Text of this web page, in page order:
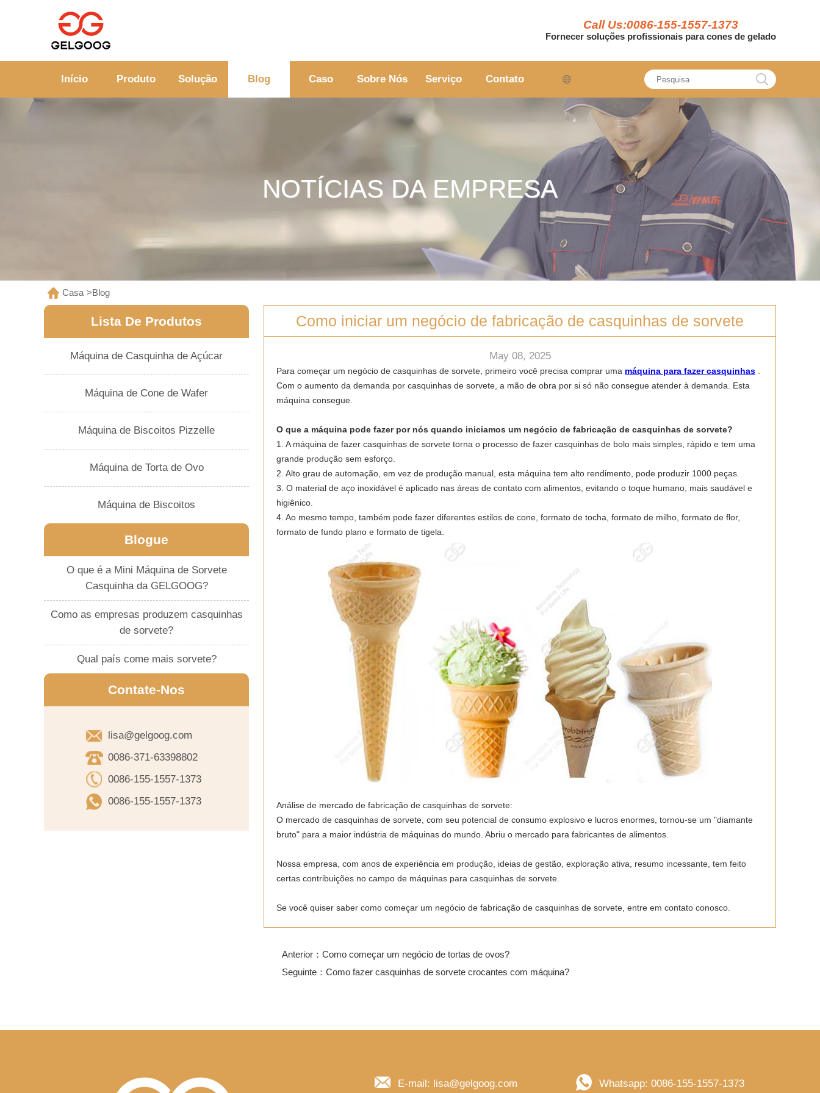
Call Us:0086-155-1557-1373
Fornecer soluções profissionais para cones de gelado
Início Produto Solução Blog Caso Sobre Nós Serviço Contato
NOTÍCIAS DA EMPRESA
Casa >Blog
Lista De Produtos
Máquina de Casquinha de Açúcar
Máquina de Cone de Wafer
Máquina de Biscoitos Pizzelle
Máquina de Torta de Ovo
Máquina de Biscoitos
Blogue
O que é a Mini Máquina de Sorvete
Casquinha da GELGOOG?
Como as empresas produzem casquinhas
de sorvete?
Qual país come mais sorvete?
Contate-Nos
lisa@gelgoog.com
0086-371-63398802
0086-155-1557-1373
0086-155-1557-1373
Como iniciar um negócio de fabricação de casquinhas de sorvete
May 08, 2025
Para começar um negócio de casquinhas de sorvete, primeiro você precisa comprar uma máquina para fazer casquinhas
Com o aumento da demanda por casquinhas de sorvete, a mão de obra por si só não consegue atender à demanda. Esta
máquina consegue.
O que a máquina pode fazer por nós quando iniciamos um negócio de fabricação de casquinhas de sorvete?
1. A máquina de fazer casquinhas de sorvete torna o processo de fazer casquinhas de bolo mais simples, rápido e tem uma
grande produção sem esforço.
2. Alto grau de automação, em vez de produção manual, esta máquina tem alto rendimento, pode produzir 1000 peças.
3. O material de aço inoxidável é aplicado nas áreas de contato com alimentos, evitando o toque humano, mais saudável e
higiênico.
4. Ao mesmo tempo, também pode fazer diferentes estilos de cone, formato de tocha, formato de milho, formato de flor,
formato de fundo plano e formato de tigela.
Análise de mercado de fabricação de casquinhas de sorvete:
O mercado de casquinhas de sorvete, com seu potencial de consumo explosivo e lucros enormes, tornou-se um "diamante
bruto" para a maior indústria de máquinas do mundo. Abriu o mercado para fabricantes de alimentos.
Nossa empresa, com anos de experiência em produção, ideias de gestão, exploração ativa, resumo incessante, tem feito
certas contribuições no campo de máquinas para casquinhas de sorvete.
Se você quiser saber como começar um negócio de fabricação de casquinhas de sorvete, entre em contato conosco.
Anterior： Como começar um negócio de tortas de ovos?
Seguinte： Como fazer casquinhas de sorvete crocantes com máquina?
E-mail: lisa@gelgoog.com Whatsapp: 0086-155-1557-1373